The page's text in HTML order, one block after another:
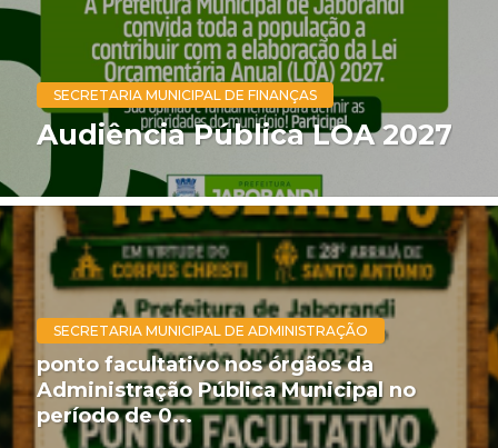
SECRETARIA MUNICIPAL DE FINANÇAS
Audiência Pública LOA 2027
SECRETARIA MUNICIPAL DE ADMINISTRAÇÃO
ponto facultativo nos órgãos da
Administração Pública Municipal no
período de 0...